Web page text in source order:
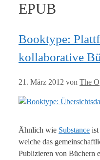
EPUB
Booktype:
kollaborative
21. März 2012 von The
Ähnlich wie Substance ist
welche das
Publizieren von Büchern